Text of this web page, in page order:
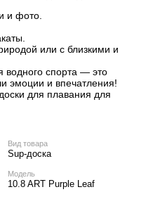
и фото.
или с близкими и
водного спорта — это
эмоции и впечатления!
для плавания для
Вид товара
Sup-доска
Модель
10.8 ART Purple Leaf